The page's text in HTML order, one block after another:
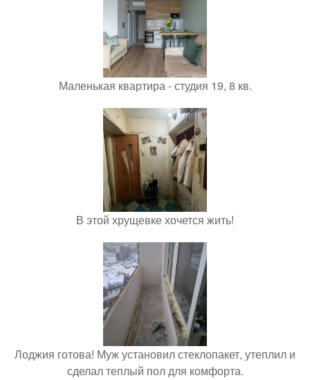
Маленькая квартира - студия 19, 8 кв.
В этой хрущевке хочется жить!
Лоджия готова! Муж установил стеклопакет, утеплил и
сделал теплый пол для комфорта.